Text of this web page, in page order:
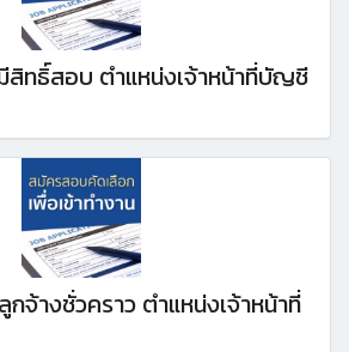
สิทธิ์สอบ ตำแหน่งเจ้าหน้าที่บัญชี
จ้างชั่วคราว ตำแหน่งเจ้าหน้าที่